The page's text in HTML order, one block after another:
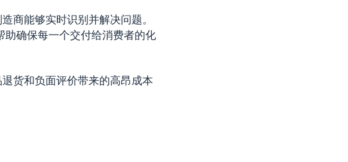
商能够实时识别并解决问题。
确保每一个交付给消费者的化
货和负面评价带来的高昂成本